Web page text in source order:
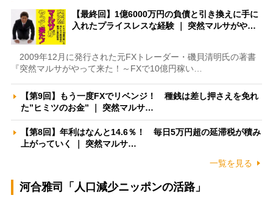
【最終回】1億6000万円の負債と引き換えに手に
入れたプライスレスな経験 ｜ 突然マルサがや…
2009年12月に発行された元FXトレーダー・磯貝清明氏の著書
『突然マルサがやって来た！～FXで10億円稼い…
【第9回】もう一度FXでリベンジ！ 種銭は差し押さえを免れ
た”ヒミツのお金” ｜ 突然マルサ…
【第8回】年利はなんと14.6％！ 毎日5万円超の延滞税が積み
上がっていく ｜ 突然マルサ…
一覧を見る
河合雅司「人口減少ニッポンの活路」